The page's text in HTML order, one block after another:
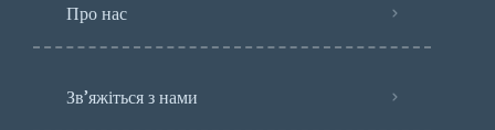
Про нас
Зв’яжіться з нами